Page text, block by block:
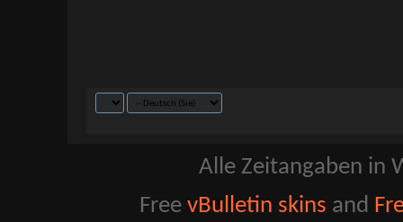
Alle Zeitangaben in
Free vBulletin skins and